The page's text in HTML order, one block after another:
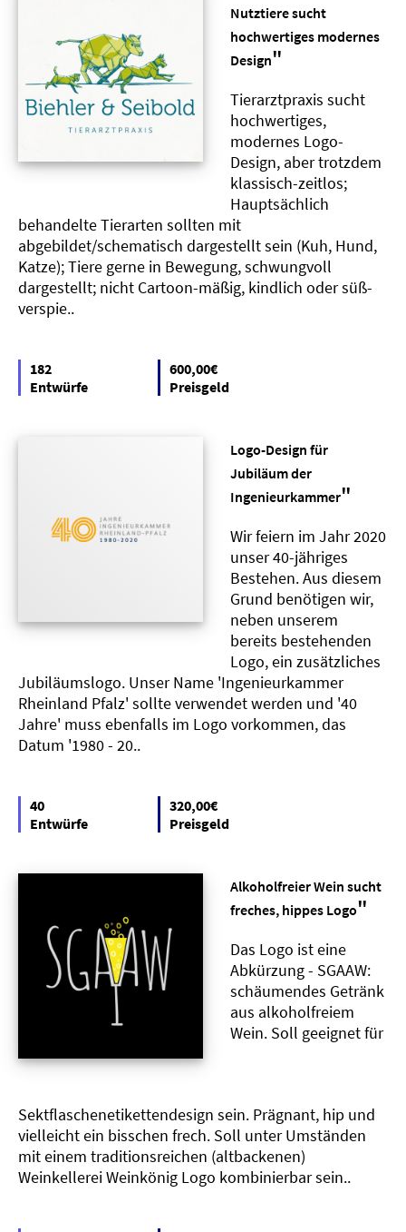
Nutztiere sucht
hochwertiges modernes
Design"
Tierarztpraxis sucht
hochwertiges,
modernes Logo-
Design, aber trotzdem
klassisch-zeitlos;
Hauptsächlich
behandelte Tierarten sollten mit
abgebildet/schematisch dargestellt sein (Kuh, Hund,
Katze); Tiere gerne in Bewegung, schwungvoll
dargestellt; nicht Cartoon-mäßig, kindlich oder süß-
verspie..
182
Entwürfe
600,00€
Preisgeld
Logo-Design für
Jubiläum der
Ingenieurkammer"
Wir feiern im Jahr 2020
unser 40-jähriges
Bestehen. Aus diesem
Grund benötigen wir,
neben unserem
bereits bestehenden
Logo, ein zusätzliches
Jubiläumslogo. Unser Name 'Ingenieurkammer
Rheinland Pfalz' sollte verwendet werden und '40
Jahre' muss ebenfalls im Logo vorkommen, das
Datum '1980 - 20..
40
Entwürfe
320,00€
Preisgeld
Alkoholfreier Wein sucht
freches, hippes Logo"
Das Logo ist eine
Abkürzung - SGAAW:
schäumendes Getränk
aus alkoholfreiem
Wein. Soll geeignet für
Sektflaschenetikettendesign sein. Prägnant, hip und
vielleicht ein bisschen frech. Soll unter Umständen
mit einem traditionsreichen (altbackenen)
Weinkellerei Weinkönig Logo kombinierbar sein..